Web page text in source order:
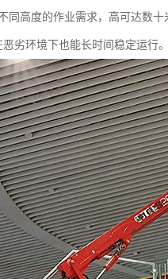
同高度的作业需求，高可达数十
劣环境下也能长时间稳定运行